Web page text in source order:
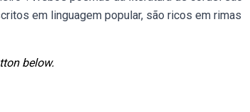
em linguagem popular, são ricos em rimas
below.